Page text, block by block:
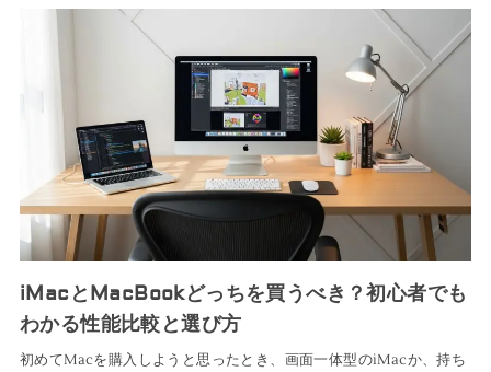
iMacとMacBookどっちを買うべき？初心者でも
わかる性能比較と選び方
初めてMacを購入しようと思ったとき、画面一体型のiMacか、持ち